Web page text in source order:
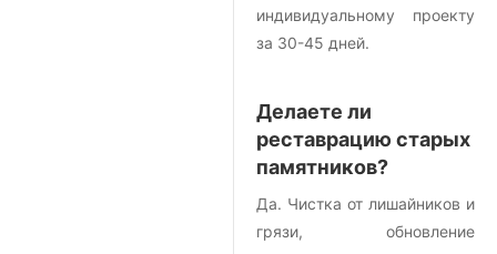
индивидуальному проекту
за 30-45 дней.
Делаете ли
реставрацию старых
памятников?
Да. Чистка от лишайников и
грязи, обновление